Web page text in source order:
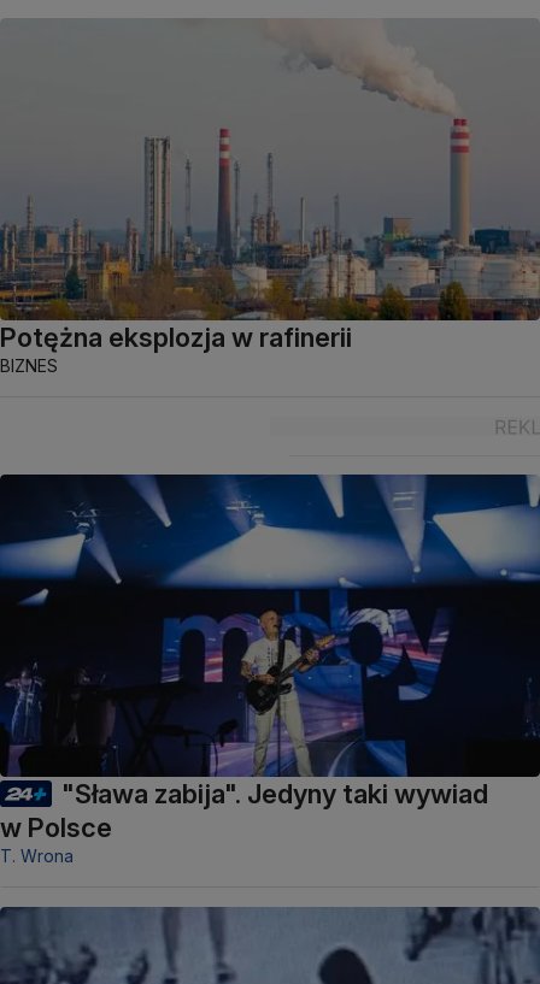
Potężna eksplozja w rafinerii
BIZNES
"Sława zabija". Jedyny taki wywiad
w Polsce
T. Wrona